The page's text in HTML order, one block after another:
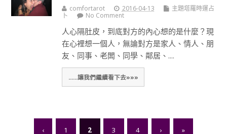
comfortarot 2016-04-13
主題塔羅時運占
卜
No Comment
人心隔肚皮，到底對方的內心想的是什麼？現
在心裡想一個人，無論對方是家人、情人、朋
友、同事、老闆、同學、鄰居、....
......讓我們繼續看下去»»»
‹ 1 2 3 4 › »